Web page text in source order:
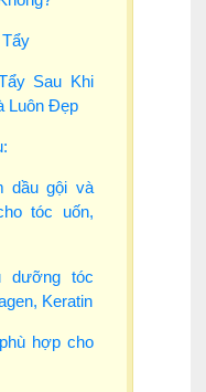
Sau Khi
Luôn Đẹp
dầu gội và
tóc uốn,
dưỡng tóc
Keratin
hợp cho